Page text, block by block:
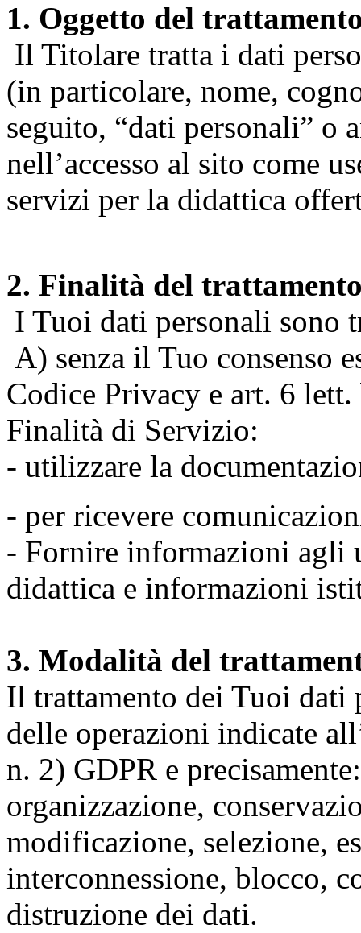
1. Oggetto del
Il Titolare tratta i dati
(in particolare, nome,
seguito, “dati personali” o
nell’accesso al sito come
servizi per la didattica
2. Finalità del
I Tuoi dati personali sono
A) senza il Tuo consenso
Codice Privacy e art. 6
Finalità di Servizio:
- utilizzare la
- per ricevere
- Fornire informazioni agli
didattica e informazioni
3. Modalità del
Il trattamento dei Tuoi dati
delle operazioni indicate
n. 2) GDPR e
organizzazione,
modificazione, selezione,
interconnessione, blocco,
distruzione dei dati.